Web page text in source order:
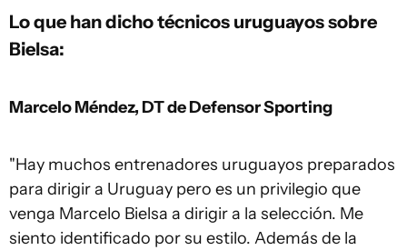
Lo que han dicho técnicos uruguayos sobre
Bielsa:
Marcelo Méndez, DT de Defensor Sporting
"Hay muchos entrenadores uruguayos preparados
para dirigir a Uruguay pero es un privilegio que
venga Marcelo Bielsa a dirigir a la selección. Me
siento identificado por su estilo. Además de la